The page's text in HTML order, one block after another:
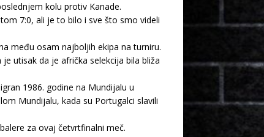
kolu protiv Kanade.
7:0, ali je to bilo i sve što smo videli
među osam najboljih ekipa na turniru.
utisak da je afrička selekcija bila bliža
1986. godine na Mundijalu u
Mundijalu, kada su Portugalci slavili
za ovaj četvrtfinalni meč.